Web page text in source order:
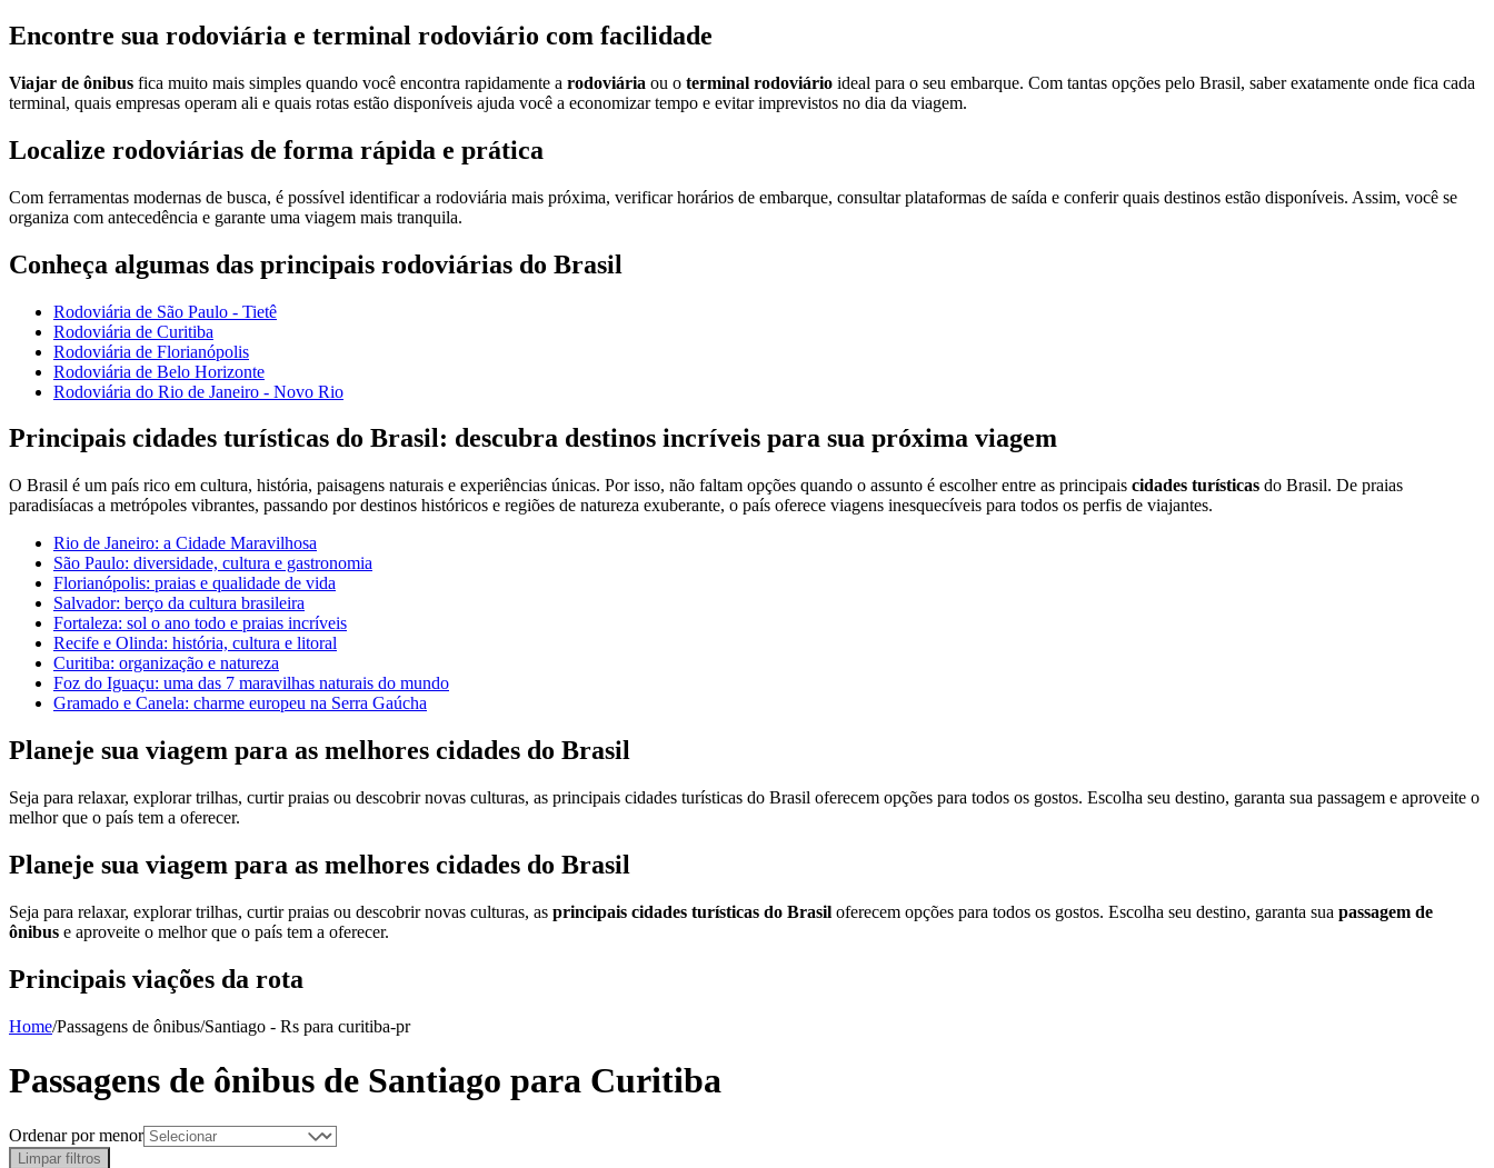
Encontre sua rodoviária e terminal rodoviário com facilidade
Viajar de ônibus fica muito mais simples quando você encontra rapidamente a rodoviária ou o terminal rodoviário ideal para o seu embarque. Com tantas opções pelo Brasil, saber exatamente onde fica cada
terminal, quais empresas operam ali e quais rotas estão disponíveis ajuda você a economizar tempo e evitar imprevistos no dia da viagem.
Localize rodoviárias de forma rápida e prática
Com ferramentas modernas de busca, é possível identificar a rodoviária mais próxima, verificar horários de embarque, consultar plataformas de saída e conferir quais destinos estão disponíveis. Assim, você se
organiza com antecedência e garante uma viagem mais tranquila.
Conheça algumas das principais rodoviárias do Brasil
Rodoviária de São Paulo - Tietê
Rodoviária de Curitiba
Rodoviária de Florianópolis
Rodoviária de Belo Horizonte
Rodoviária do Rio de Janeiro - Novo Rio
Principais cidades turísticas do Brasil: descubra destinos incríveis para sua próxima viagem
O Brasil é um país rico em cultura, história, paisagens naturais e experiências únicas. Por isso, não faltam opções quando o assunto é escolher entre as principais cidades turísticas do Brasil. De praias
paradisíacas a metrópoles vibrantes, passando por destinos históricos e regiões de natureza exuberante, o país oferece viagens inesquecíveis para todos os perfis de viajantes.
Rio de Janeiro: a Cidade Maravilhosa
São Paulo: diversidade, cultura e gastronomia
Florianópolis: praias e qualidade de vida
Salvador: berço da cultura brasileira
Fortaleza: sol o ano todo e praias incríveis
Recife e Olinda: história, cultura e litoral
Curitiba: organização e natureza
Foz do Iguaçu: uma das 7 maravilhas naturais do mundo
Gramado e Canela: charme europeu na Serra Gaúcha
Planeje sua viagem para as melhores cidades do Brasil
Seja para relaxar, explorar trilhas, curtir praias ou descobrir novas culturas, as principais cidades turísticas do Brasil oferecem opções para todos os gostos. Escolha seu destino, garanta sua passagem e aproveite o
melhor que o país tem a oferecer.
Planeje sua viagem para as melhores cidades do Brasil
Seja para relaxar, explorar trilhas, curtir praias ou descobrir novas culturas, as principais cidades turísticas do Brasil oferecem opções para todos os gostos. Escolha seu destino, garanta sua passagem de
ônibus e aproveite o melhor que o país tem a oferecer.
Principais viações da rota
Home/Passagens de ônibus/Santiago - Rs para curitiba-pr
Passagens de ônibus de Santiago para Curitiba
Ordenar por menor
Limpar filtros